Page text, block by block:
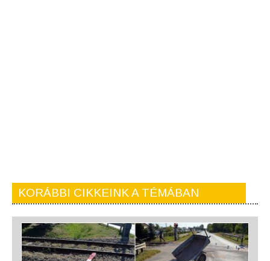
KORÁBBI CIKKEINK A TÉMÁBAN